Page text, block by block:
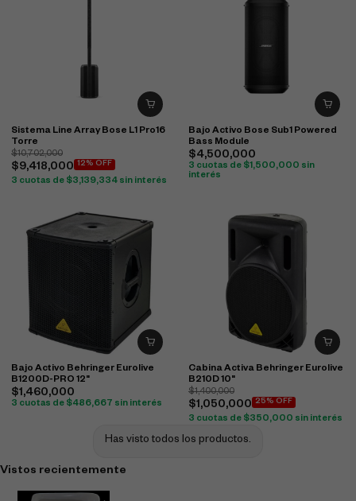
Sistema Line Array Bose L1 Pro16
Torre
$10,702,000
$9,418,000 12% OFF
3 cuotas de $3,139,334 sin interés
Bajo Activo Bose Sub1 Powered
Bass Module
$4,500,000
3 cuotas de $1,500,000 sin
interés
Bajo Activo Behringer Eurolive
B1200D-PRO 12"
$1,460,000
3 cuotas de $486,667 sin interés
Cabina Activa Behringer Eurolive
B210D 10"
$1,400,000
$1,050,000 25% OFF
3 cuotas de $350,000 sin interés
Has visto todos los productos.
Vistos recientemente